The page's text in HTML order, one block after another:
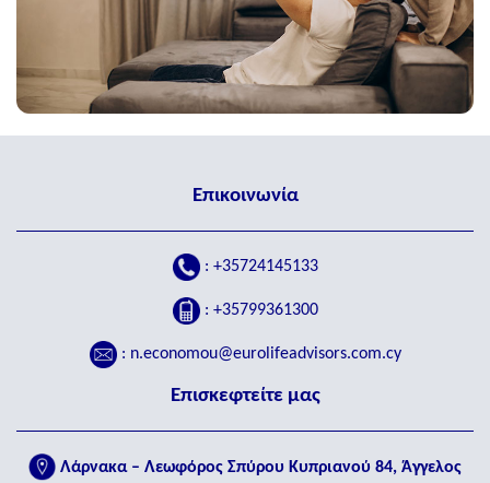
Επικοινωνία
: +35724145133
: +35799361300
: n.economou@eurolifeadvisors.com.cy
Επισκεφτείτε μας
Λάρνακα – Λεωφόρος Σπύρου Κυπριανού 84, Άγγελος